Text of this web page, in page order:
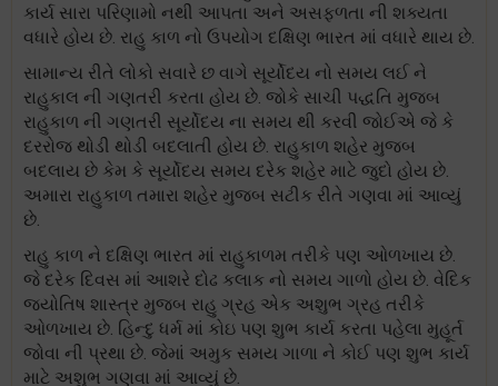
કાર્ય સારા પરિણામો નથી આપતા અને અસફળતા ની શક્યતા
વધારે હોય છે. રાહુ કાળ નો ઉપયોગ દક્ષિણ ભારત માં વધારે થાય છે.
સામાન્ય રીતે લોકો સવારે છ વાગે સૂર્યોદય નો સમય લઈ ને
રાહુકાલ ની ગણતરી કરતા હોય છે. જોકે સાચી પદ્ધતિ મુજબ
રાહુકાળ ની ગણતરી સૂર્યોદય ના સમય થી કરવી જોઈએ જે કે
દરરોજ થોડી થોડી બદલાતી હોય છે. રાહુકાળ શહેર મુજબ
બદલાય છે કેમ કે સૂર્યોદય સમય દરેક શહેર માટે જુદો હોય છે.
અમારા રાહુકાળ તમારા શહેર મુજબ સટીક રીતે ગણવા માં આવ્યું
છે.
રાહુ કાળ ને દક્ષિણ ભારત માં રાહુકાળમ તરીકે પણ ઓળખાય છે.
જે દરેક દિવસ માં આશરે દોઢ કલાક નો સમય ગાળો હોય છે. વેદિક
જ્યોતિષ શાસ્ત્ર મુજબ રાહુ ગ્રહ એક અશુભ ગ્રહ તરીકે
ઓળખાય છે. હિન્દુ ધર્મ માં કોઇ પણ શુભ કાર્ય કરતા પહેલા મુહૂર્ત
જોવા ની પ્રથા છે. જેમાં અમુક સમય ગાળા ને કોઈ પણ શુભ કાર્ય
માટે અશુભ ગણવા માં આવ્યું છે.